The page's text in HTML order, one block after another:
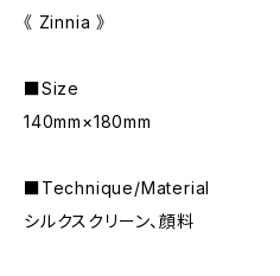
《 Zinnia 》
■Size
140mm×180mm
■Technique/Material
シルクスクリーン、顔料